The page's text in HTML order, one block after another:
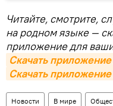
Читайте, смотрите,
на родном языке —
приложение для
Скачать
Скачать
Новости В мире